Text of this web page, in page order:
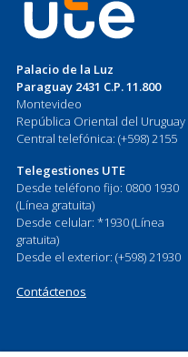
Palacio de la Luz
Paraguay 2431 C.P. 11.800
Montevideo
República Oriental del Uruguay
Central telefónica: (+598) 2155
Telegestiones UTE
Desde teléfono fijo: 0800 1930
(Línea gratuita)
Desde celular: *1930 (Línea
gratuita)
Desde el exterior: (+598) 21930
Contáctenos